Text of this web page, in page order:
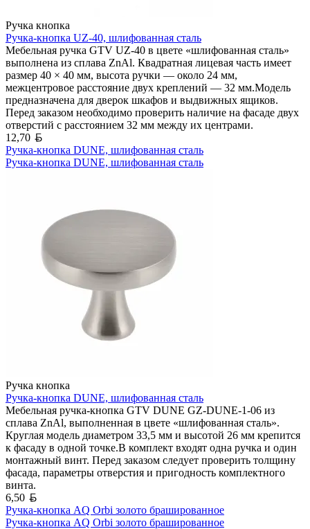
Ручка кнопка
Ручка-кнопка UZ-40, шлифованная сталь
Мебельная ручка GTV UZ-40 в цвете «шлифованная сталь»
выполнена из сплава ZnAl. Квадратная лицевая часть имеет
размер 40 × 40 мм, высота ручки — около 24 мм,
межцентровое расстояние двух креплений — 32 мм.Модель
предназначена для дверок шкафов и выдвижных ящиков.
Перед заказом необходимо проверить наличие на фасаде двух
отверстий с расстоянием 32 мм между их центрами.
12,70
Ручка-кнопка DUNE, шлифованная сталь
Ручка-кнопка DUNE, шлифованная сталь
Ручка кнопка
Ручка-кнопка DUNE, шлифованная сталь
Мебельная ручка-кнопка GTV DUNE GZ-DUNE-1-06 из
сплава ZnAl, выполненная в цвете «шлифованная сталь».
Круглая модель диаметром 33,5 мм и высотой 26 мм крепится
к фасаду в одной точке.В комплект входят одна ручка и один
монтажный винт. Перед заказом следует проверить толщину
фасада, параметры отверстия и пригодность комплектного
винта.
6,50
Ручка-кнопка AQ Orbi золото брашированное
Ручка-кнопка AQ Orbi золото брашированное